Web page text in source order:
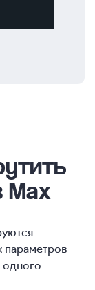
Max
параметров